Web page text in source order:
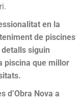
en la
de piscines
siguin
piscina que millor
d’Obra Nova a